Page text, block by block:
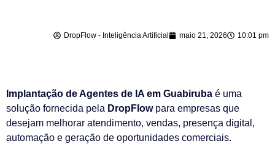
DropFlow - Inteligência Artificial maio 21, 2026 10:01 pm
Implantação de Agentes de IA em Guabiruba é uma
solução fornecida pela DropFlowpara empresas que
desejam melhorar atendimento, vendas, presença digital,
automação e geração de oportunidades comerciais.